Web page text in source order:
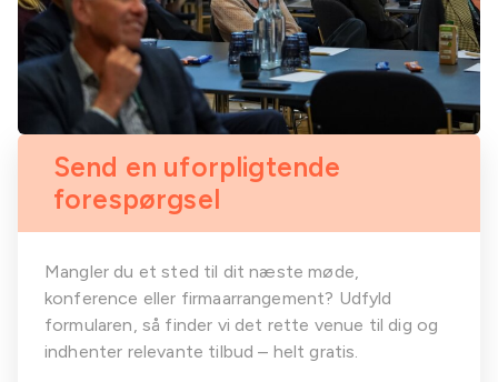
Send en uforpligtende
forespørgsel
Mangler du et sted til dit næste møde,
konference eller firmaarrangement? Udfyld
formularen, så finder vi det rette venue til dig og
indhenter relevante tilbud – helt gratis.